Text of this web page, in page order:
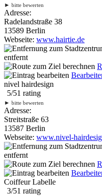
► bitte bewerten
Adresse:
Radelandstraße 38
13589 Berlin
Webseite: www.hairtie.de
entfernt
nivel hairdesign
5/51 rating
► bitte bewerten
Adresse:
Streitstraße 63
13587 Berlin
Webseite: www.nivel-
entfernt
Coiffeur Labelle
3/51 rating